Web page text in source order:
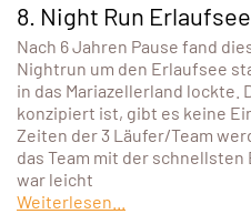
8. Night Run
Nach 6 Jahren Pause fand
Nightrun um den Erlaufsee
in das Mariazellerland lockte.
konzipiert ist, gibt es keine
Zeiten der 3 Läufer/Team
das Team mit der
war leicht
Weiterlesen...